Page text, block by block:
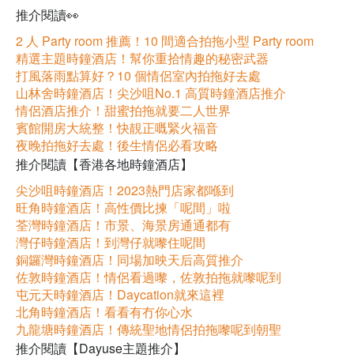
推介閱讀👀
2 人 Party room 推薦！10 間適合拍拖小型 Party room
精選主題時鐘酒店！幫你重拾情趣的秘密武器
打風落雨點算好？10 個情侶室內拍拖好去處
山林舍時鐘酒店！尖沙咀No.1 高質時鐘酒店推介
情侶酒店推介！甜蜜拍拖就要二人世界
賓館開房大統整！快靚正嘅緊火福音
夜晚拍拖好去處！後生情侶必看攻略
推介閱讀【香港各地時鐘酒店】
尖沙咀時鐘酒店！2023熱門店家都喺到
旺角時鐘酒店！高性價比揀「呢間」啦
荃灣時鐘酒店！市景、海景房通通都有
灣仔時鐘酒店！到灣仔就嚟住呢間
銅鑼灣時鐘酒店！同場加映天后高質推介
佐敦時鐘酒店！情侶看過嚟，佐敦拍拖就嚟呢到
屯元天時鐘酒店！Daycation就來這裡
北角時鐘酒店！看看有冇你心水
九龍塘時鐘酒店！傳統聖地情侶拍拖嚟呢到朝聖
推介閱讀【Dayuse主題推介】